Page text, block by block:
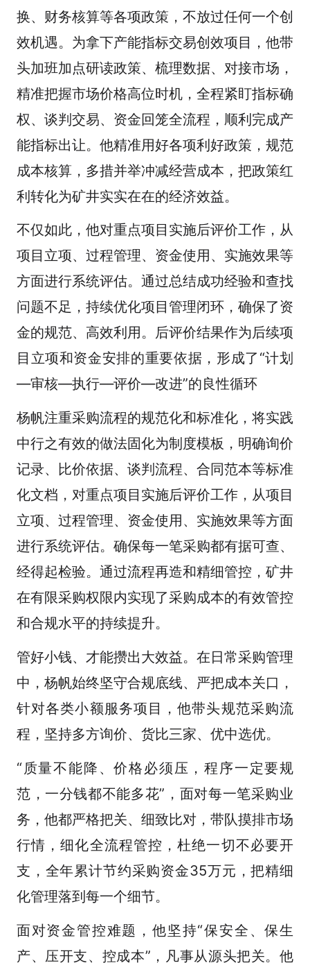
换、财务核算等各项政策，不放过任何一个创
效机遇。为拿下产能指标交易创效项目，他带
头加班加点研读政策、梳理数据、对接市场，
精准把握市场价格高位时机，全程紧盯指标确
权、谈判交易、资金回笼全流程，顺利完成产
能指标出让。他精准用好各项利好政策，规范
成本核算，多措并举冲减经营成本，把政策红
利转化为矿井实实在在的经济效益。
不仅如此，他对重点项目实施后评价工作，从
项目立项、过程管理、资金使用、实施效果等
方面进行系统评估。通过总结成功经验和查找
问题不足，持续优化项目管理闭环，确保了资
金的规范、高效利用。后评价结果作为后续项
目立项和资金安排的重要依据，形成了“计划
—审核—执行—评价—改进”的良性循环
杨帆注重采购流程的规范化和标准化，将实践
中行之有效的做法固化为制度模板，明确询价
记录、比价依据、谈判流程、合同范本等标准
化文档，对重点项目实施后评价工作，从项目
立项、过程管理、资金使用、实施效果等方面
进行系统评估。确保每一笔采购都有据可查、
经得起检验。通过流程再造和精细管控，矿井
在有限采购权限内实现了采购成本的有效管控
和合规水平的持续提升。
管好小钱、才能攒出大效益。在日常采购管理
中，杨帆始终坚守合规底线、严把成本关口，
针对各类小额服务项目，他带头规范采购流
程，坚持多方询价、货比三家、优中选优。
“质量不能降、价格必须压，程序一定要规
范，一分钱都不能多花”，面对每一笔采购业
务，他都严格把关、细致比对，带队摸排市场
行情，细化全流程管控，杜绝一切不必要开
支，全年累计节约采购资金35万元，把精细
化管理落到每一个细节。
面对资金管控难题，他坚持“保安全、保生
产、压开支、控成本”，凡事从源头把关。他